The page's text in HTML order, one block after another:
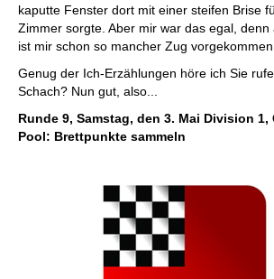
kaputte Fenster dort mit einer steifen Brise
Zimmer sorgte. Aber mir war das egal, denn
ist mir schon so mancher Zug vorgekommen.
Genug der Ich-Erzählungen höre ich Sie
Schach? Nun gut, also...
Runde 9, Samstag, den 3. Mai Division
Pool: Brettpunkte sammeln